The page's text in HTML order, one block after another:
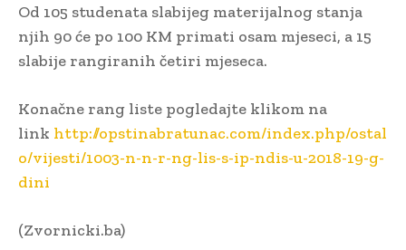
Od 105 studenata slabijeg materijalnog stanja
njih 90 će po 100 KM primati osam mjeseci, a 15
slabije rangiranih četiri mjeseca.
Konačne rang liste pogledajte klikom na
link http://opstinabratunac.com/index.php/ostal
o/vijesti/1003-n-n-r-ng-lis-s-ip-ndis-u-2018-19-g-
dini
(Zvornicki.ba)